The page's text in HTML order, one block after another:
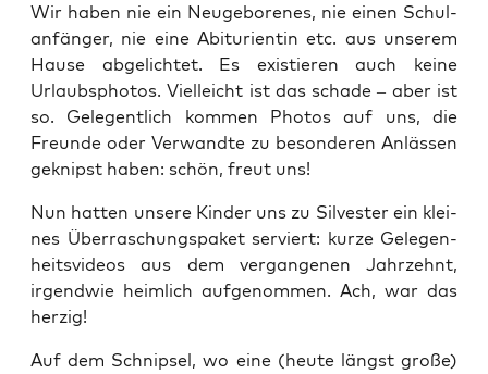
Wir haben nie ein Neu­ge­bo­re­nes, nie einen Schul­
an­fän­ger, nie eine Abitu­ri­en­tin etc. aus unse­rem
Hau­se abge­lich­tet. Es exis­tie­ren auch kei­ne
Urlaub­s­pho­tos. Viel­leicht ist das scha­de – aber ist
so. Gele­gent­lich kom­men Pho­tos auf uns, die
Freun­de oder Ver­wand­te zu beson­de­ren Anläs­sen
geknipst haben: schön, freut uns!
Nun hat­ten unse­re Kin­der uns zu Sil­ves­ter ein klei­
nes Über­ra­schungs­pa­ket ser­viert: kur­ze Gele­gen­
heits­vi­de­os aus dem ver­gan­ge­nen Jahr­zehnt,
irgend­wie heim­lich auf­ge­nom­men. Ach, war das
herzig!
Auf dem Schnip­sel, wo eine (heu­te längst gro­ße)